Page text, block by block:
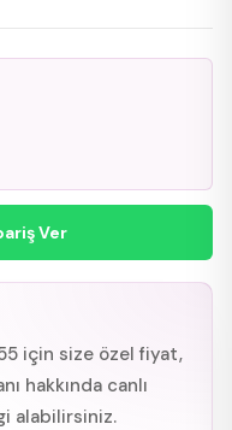
Ver
için size özel fiyat,
hakkında canlı
alabilirsiniz.